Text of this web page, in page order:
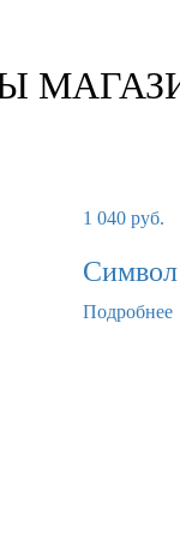
1 040руб.
Подробнее